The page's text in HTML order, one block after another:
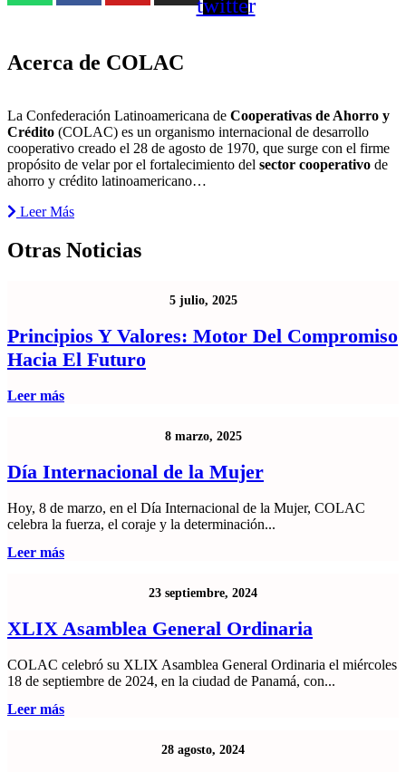
twitter
Acerca de COLAC
La Confederación Latinoamericana de Cooperativas de Ahorro y
Crédito (COLAC) es un organismo internacional de desarrollo
cooperativo creado el 28 de agosto de 1970, que surge con el firme
propósito de velar por el fortalecimiento del sector cooperativo de
ahorro y crédito latinoamericano…
Leer Más
Otras Noticias
5 julio, 2025
Principios Y Valores: Motor Del Compromiso
Hacia El Futuro
Leer más
8 marzo, 2025
Día Internacional de la Mujer
Hoy, 8 de marzo, en el Día Internacional de la Mujer, COLAC
celebra la fuerza, el coraje y la determinación...
Leer más
23 septiembre, 2024
XLIX Asamblea General Ordinaria
COLAC celebró su XLIX Asamblea General Ordinaria el miércoles
18 de septiembre de 2024, en la ciudad de Panamá, con...
Leer más
28 agosto, 2024